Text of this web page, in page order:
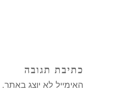
כתיבת תגובה
האימייל לא יוצג באתר.